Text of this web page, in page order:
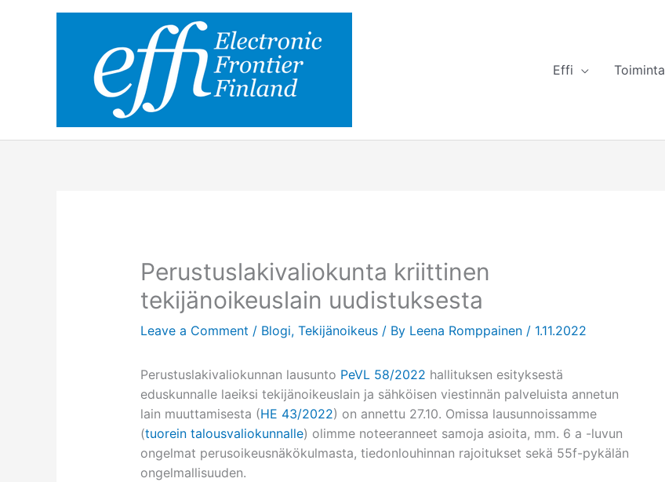
Effi
Toiminta
Perustuslakivaliokunta kriittinen
tekijänoikeuslain uudistuksesta
Leave a Comment / Blogi, Tekijänoikeus/ By Leena Romppainen / 1.11.2022
Perustuslakivaliokunnan lausunto PeVL 58/2022 hallituksen esityksestä
eduskunnalle laeiksi tekijänoikeuslain ja sähköisen viestinnän palveluista annetun
lain muuttamisesta (HE 43/2022) on annettu 27.10. Omissa lausunnoissamme
(tuorein talousvaliokunnalle) olimme noteeranneet samoja asioita, mm. 6 a -luvun
ongelmat perusoikeusnäkökulmasta, tiedonlouhinnan rajoitukset sekä 55f-pykälän
ongelmallisuuden.